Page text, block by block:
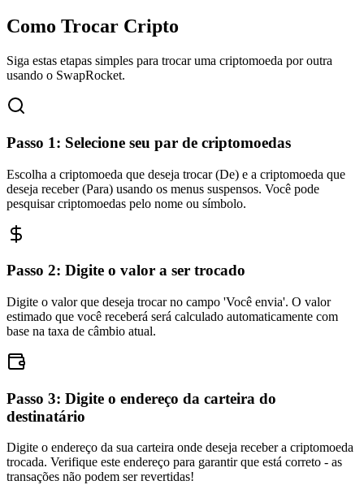
Como Trocar Cripto
Siga estas etapas simples para trocar uma criptomoeda por outra
usando o SwapRocket.
Passo 1: Selecione seu par de criptomoedas
Escolha a criptomoeda que deseja trocar (De) e a criptomoeda que
deseja receber (Para) usando os menus suspensos. Você pode
pesquisar criptomoedas pelo nome ou símbolo.
Passo 2: Digite o valor a ser trocado
Digite o valor que deseja trocar no campo 'Você envia'. O valor
estimado que você receberá será calculado automaticamente com
base na taxa de câmbio atual.
Passo 3: Digite o endereço da carteira do
destinatário
Digite o endereço da sua carteira onde deseja receber a criptomoeda
trocada. Verifique este endereço para garantir que está correto - as
transações não podem ser revertidas!